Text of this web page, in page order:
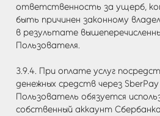
ответственность за ущерб,
быть причинен законному
в результате
Пользователя.
3.9.4. При оплате услуг
денежных средств через
Пользователь обязуется
собственный аккаунт